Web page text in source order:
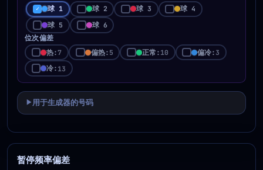
球 1 球 2 球 3
球 4
球 5
球 6
位次偏差
热:7 偏热: 5 正常: 10 偏冷: 3
冷: 13
▶ 用于生成器的号码
暂停频率偏差